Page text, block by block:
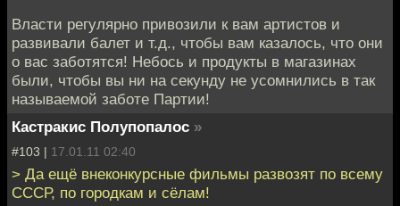
Власти регулярно привозили к вам артистов и
развивали балет и т.д., чтобы вам казалось, что они
о вас заботятся! Небось и продукты в магазинах
были, чтобы вы ни на секунду не усомнились в так
называемой заботе Партии!
Кастракис Полупопалос »
#103 | 17.01.11 02:40
> Да ещё внеконкурсные фильмы развозят по всему
СССР, по городкам и сёлам!